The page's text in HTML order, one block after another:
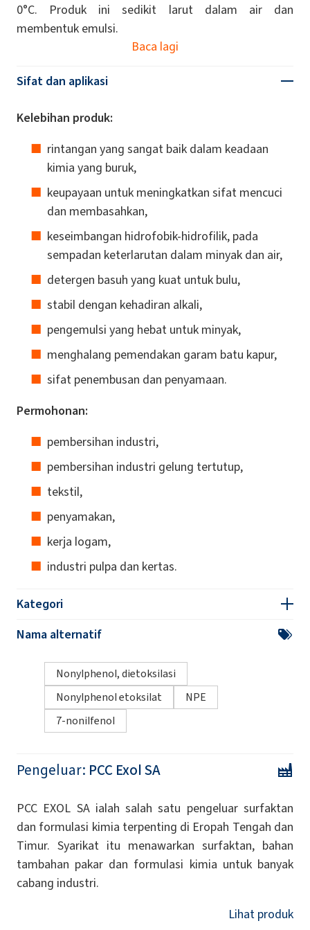
0°C. Produk ini sedikit larut dalam air dan
membentuk emulsi.
Baca lagi
Sifat dan aplikasi
Kelebihan produk:
rintangan yang sangat baik dalam keadaan
kimia yang buruk,
keupayaan untuk meningkatkan sifat mencuci
dan membasahkan,
keseimbangan hidrofobik-hidrofilik, pada
sempadan keterlarutan dalam minyak dan air,
detergen basuh yang kuat untuk bulu,
stabil dengan kehadiran alkali,
pengemulsi yang hebat untuk minyak,
menghalang pemendakan garam batu kapur,
sifat penembusan dan penyamaan.
Permohonan:
pembersihan industri,
pembersihan industri gelung tertutup,
tekstil,
penyamakan,
kerja logam,
industri pulpa dan kertas.
Kategori
Nama alternatif
Nonylphenol, dietoksilasi
Nonylphenol etoksilat
NPE
7-nonilfenol
Pengeluar: PCC Exol SA
PCC EXOL SA ialah salah satu pengeluar surfaktan
dan formulasi kimia terpenting di Eropah Tengah dan
Timur. Syarikat itu menawarkan surfaktan, bahan
tambahan pakar dan formulasi kimia untuk banyak
cabang industri.
Lihat produk